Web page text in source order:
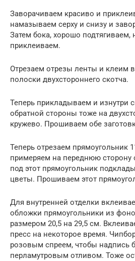
Заворачиваем красиво и
намазываем серху и снизу и
Затем бока, хорошо подтягиваем,
приклеиваем.
Отрезаем отрезы ленты и клеим
полоски двухстороннего скотча.
Теперь прикладываем и изнутри
обратной стороны тоже на
кружево. Прошиваем обе
Теперь отрезаем прямоугольник
примеряем на переднюю сторону
под этот прямоугольник
цветы. Прошиваем этот
Для внутренней отделки
обложки прямоугольники из
размером 20,5 на 29,5 см.
пресс на некоторое время.
розовым спреем, чтобы надпись
перламутровым отливом. Тоже